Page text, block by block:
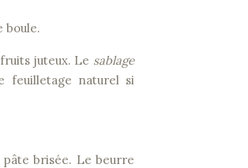
boule.
juteux. Le sablage
feuilletage naturel si
brisée. Le beurre